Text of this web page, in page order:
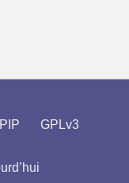
GPLv3